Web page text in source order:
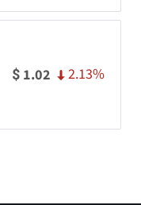
$ 1.02 2.13%